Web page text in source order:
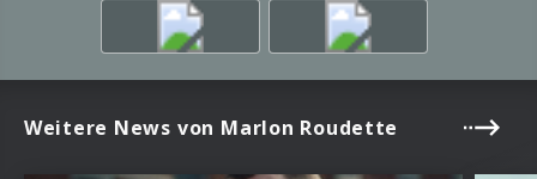
Weitere News von Marlon Roudette